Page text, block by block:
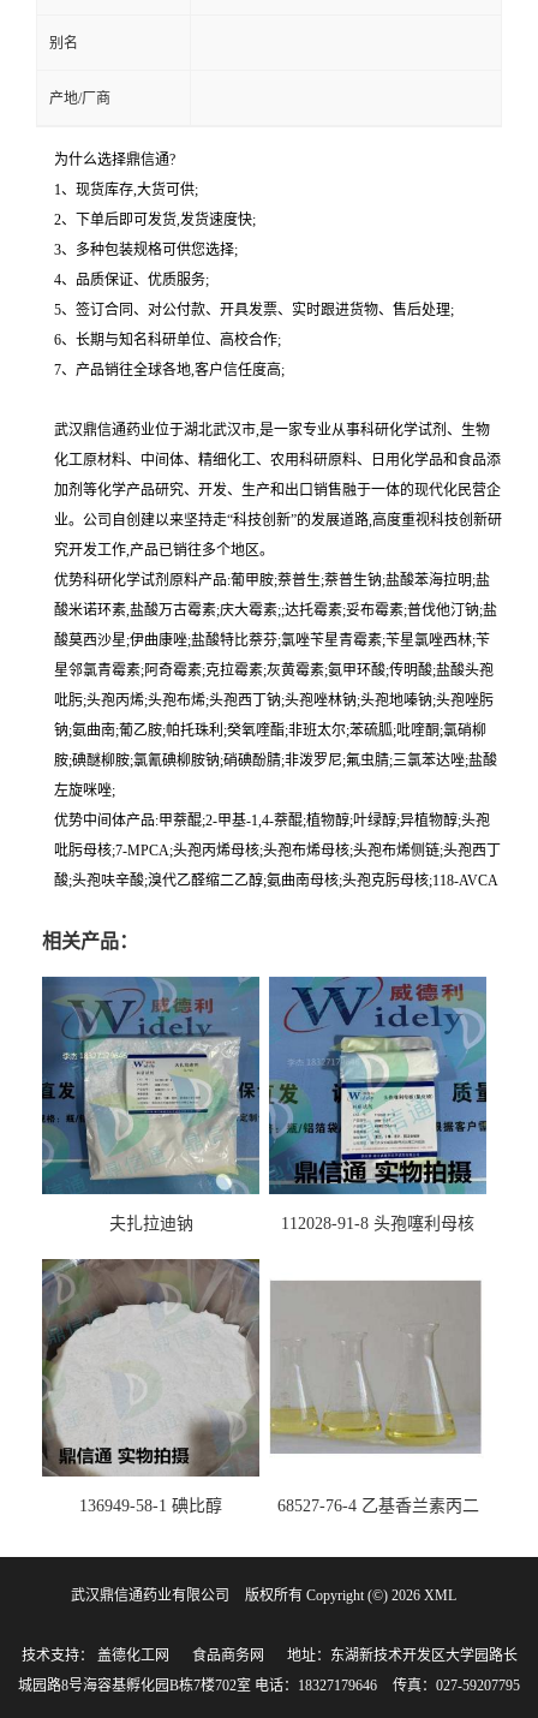
别名
产地/厂商
为什么选择鼎信通?
1、现货库存,大货可供;
2、下单后即可发货,发货速度快;
3、多种包装规格可供您选择;
4、品质保证、优质服务;
5、签订合同、对公付款、开具发票、实时跟进货物、售后处理;
6、长期与知名科研单位、高校合作;
7、产品销往全球各地,客户信任度高;
武汉鼎信通药业位于湖北武汉市,是一家专业从事科研化学试剂、生物
化工原材料、中间体、精细化工、农用科研原料、日用化学品和食品添
加剂等化学产品研究、开发、生产和出口销售融于一体的现代化民营企
业。公司自创建以来坚持走“科技创新”的发展道路,高度重视科技创新研
究开发工作,产品已销往多个地区。
优势科研化学试剂原料产品:葡甲胺;萘普生;萘普生钠;盐酸苯海拉明;盐
酸米诺环素,盐酸万古霉素;庆大霉素;;达托霉素;妥布霉素;普伐他汀钠;盐
酸莫西沙星;伊曲康唑;盐酸特比萘芬;氯唑苄星青霉素;苄星氯唑西林;苄
星邻氯青霉素;阿奇霉素;克拉霉素;灰黄霉素;氨甲环酸;传明酸;盐酸头孢
吡肟;头孢丙烯;头孢布烯;头孢西丁钠;头孢唑林钠;头孢地嗪钠;头孢唑肟
钠;氨曲南;葡乙胺;帕托珠利;癸氧喹酯;非班太尔;苯硫胍;吡喹酮;氯硝柳
胺;碘醚柳胺;氯氰碘柳胺钠;硝碘酚腈;非泼罗尼;氟虫腈;三氯苯达唑;盐酸
左旋咪唑;
优势中间体产品:甲萘醌;2-甲基-1,4-萘醌;植物醇;叶绿醇;异植物醇;头孢
吡肟母核;7-MPCA;头孢丙烯母核;头孢布烯母核;头孢布烯侧链;头孢西丁
酸;头孢呋辛酸;溴代乙醛缩二乙醇;氨曲南母核;头孢克肟母核;118-AVCA
相关产品：
夫扎拉迪钠
112028-91-8 头孢噻利母核
136949-58-1 碘比醇
68527-76-4 乙基香兰素丙二
剂 -香精香料 -鼎信通李杰
武汉鼎信通药业有限公司 版权所有 Copyright (©) 2026 XML
技术支持： 盖德化工网 食品商务网
地址：东湖新技术开发区大学园路长
城园路8号海容基孵化园B栋7楼702室 电话：18327179646 传真：027-59207795